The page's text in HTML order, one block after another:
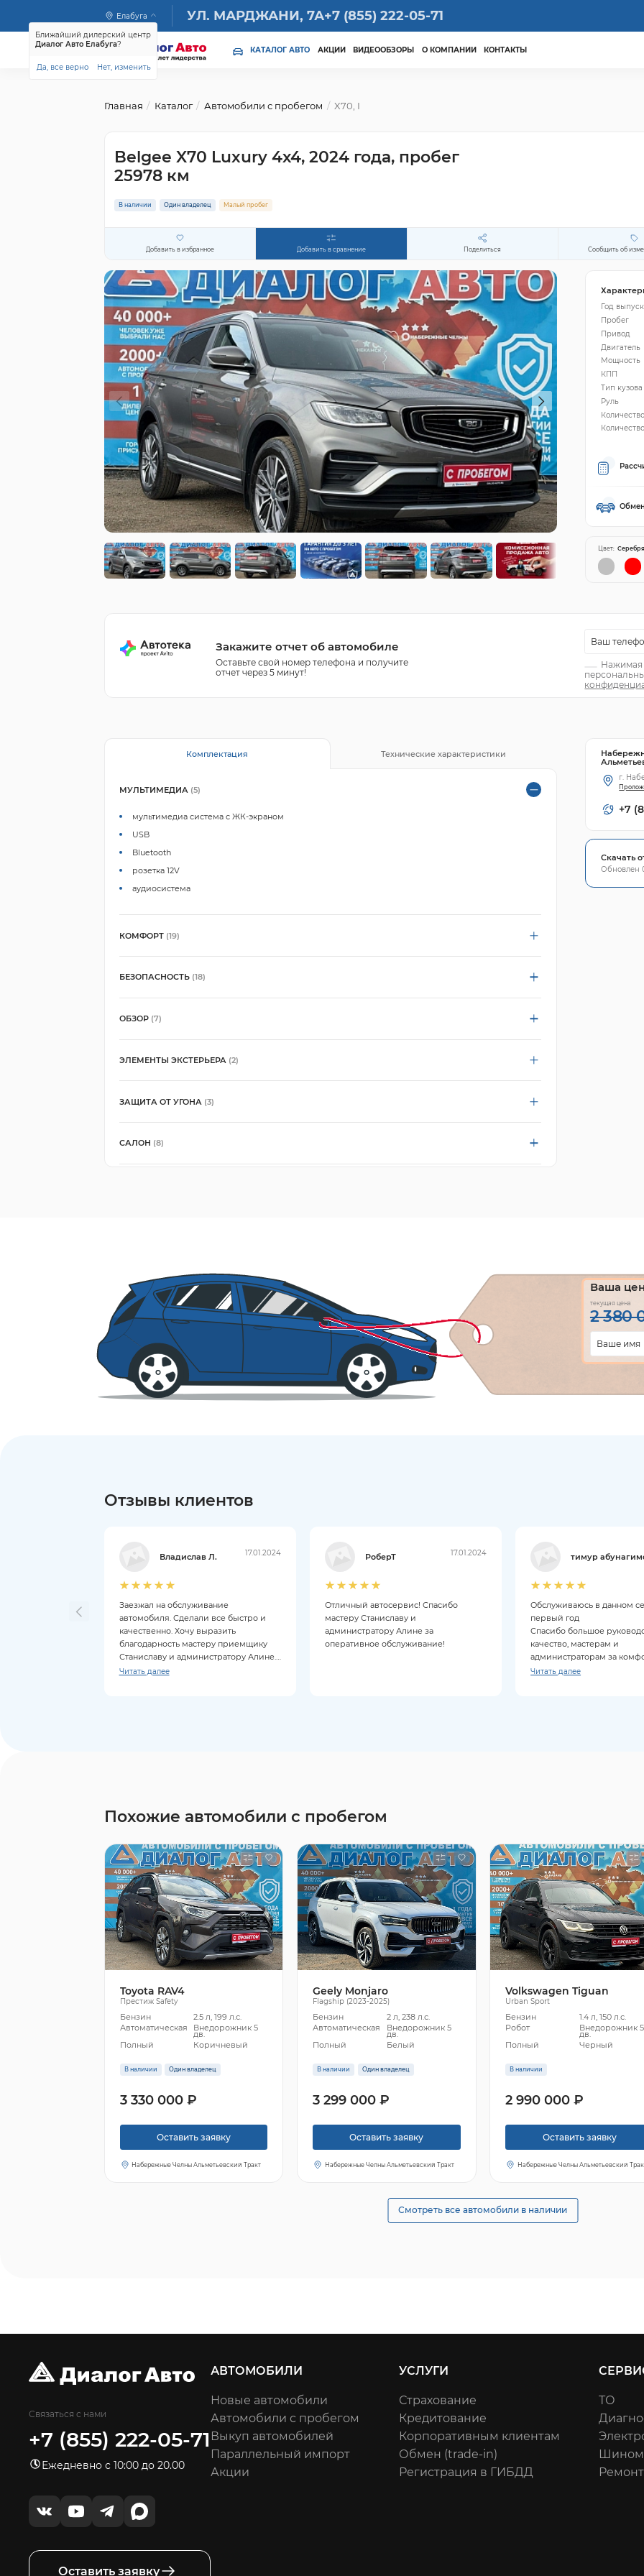
Елабуга
Ближайший дилерский центр
Диалог Авто Елабуга?
Да, все верно Нет, изменить
УЛ. МАРДЖАНИ, 7А+7 (855) 222-05-71
КАТАЛОГ АВТО АКЦИИ ВИДЕООБЗОРЫ О КОМПАНИИ КОНТАКТЫ
Главная Каталог Автомобили с пробегом X70, I
Belgee X70 Luxury 4х4, 2024 года, пробег
25978 км
В наличии Один владелец Малый пробег
Добавить в избранное Добавить в сравнение Поделиться Сообщить об
Год
Пробег
Привод
Двигатель
Мощность
КПП
Тип кузова
Руль
Цвет:
Закажите отчет об автомобиле
Оставьте свой номер телефона и получите
отчет через 5 минут!
Нажимая
Комплектация Технические характеристики
МУЛЬТИМЕДИА (5)
мультимедиа система с ЖК-экраном
USB
Bluetooth
розетка 12V
аудиосистема
КОМФОРТ (19)
БЕЗОПАСНОСТЬ (18)
ОБЗОР (7)
ЭЛЕМЕНТЫ ЭКСТЕРЬЕРА (2)
ЗАЩИТА ОТ УГОНА (3)
САЛОН (8)
г.
+7
Скачать
Обновлен
Ваша
текущая цена
2 380
Отзывы клиентов
Владислав Л. 17.01.2024
Заезжал на обслуживание
автомобиля. Сделали все быстро и
качественно. Хочу выразить
благодарность мастеру приемщику
Станиславу и администратору Алине.
Все объяснили, ответили на все
Читать далее
РоберТ 17.01.2024
Отличный автосервис! Спасибо
мастеру Станиславу и
администратору Алине за
оперативное обслуживание!
тимур
Обслуживаюсь в данном
первый год
Спасибо большое
качество, мастерам и
администраторам за
обслуживание
Читать далее
Похожие автомобили с пробегом
Toyota RAV4
Престиж Safety
Бензин
2.5 л, 199 л.с.
Автоматическая
Внедорожник 5
дв.
Полный
Коричневый
В наличии Один владелец
3 330 000 ₽
Оставить заявку
Набережные Челны Альметьевский Тракт
Geely Monjaro
Flagship (2023-2025)
Бензин
2 л, 238 л.с.
Автоматическая
Внедорожник 5
дв.
Полный
Белый
В наличии Один владелец
3 299 000 ₽
Оставить заявку
Набережные Челны Альметьевский Тракт
Volkswagen Tiguan
Urban Sport
Бензин
1.4 л, 150 л.с.
Робот
Внедорожник 5
дв.
Полный
Черный
В наличии
2 990 000 ₽
Оставить заявку
Набережные Челны Альметьевский
Смотреть все автомобили в наличии
Связаться с нами
+7 (855) 222-05-71
Ежедневно с 10:00 до 20.00
Оставить заявку
АВТОМОБИЛИ
Новые автомобили
Автомобили с пробегом
Выкуп автомобилей
Параллельный импорт
Акции
УСЛУГИ
Страхование
Кредитование
Корпоративным клиентам
Обмен (trade-in)
Регистрация в ГИБДД
ТО